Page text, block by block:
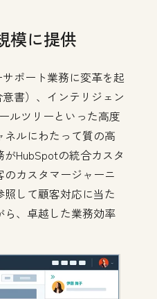
模に提供
ポート業務に変革を起
書）、インテリジェン
ルツリーといった高度
ルにわたって質の高
HubSpotの統合カスタ
カスタマージャーニ
して顧客対応に当た
、卓越した業務効率